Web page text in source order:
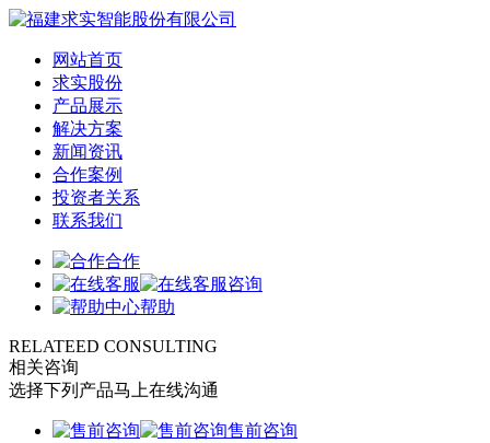
网站首页
求实股份
产品展示
解决方案
新闻资讯
合作案例
投资者关系
联系我们
合作
咨询
帮助
RELATEED CONSULTING
相关咨询
选择下列产品马上在线沟通
售前咨询